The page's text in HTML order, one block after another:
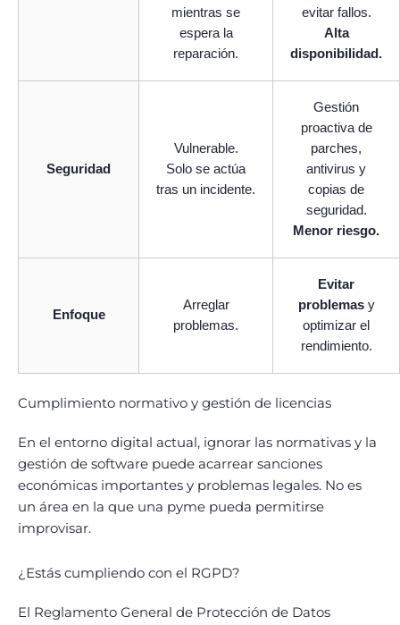
mientras se
espera la
reparación.
evitar fallos.
Alta
disponibilidad.
Seguridad
Vulnerable.
Solo se actúa
tras un incidente.
Gestión
proactiva de
parches,
antivirus y
copias de
seguridad.
Menor riesgo.
Enfoque
Arreglar
problemas.
Evitar
problemasy
optimizar el
rendimiento.
Cumplimiento normativo y gestión de licencias
En el entorno digital actual, ignorar las normativas y la
gestión de software puede acarrear sanciones
económicas importantes y problemas legales. No es
un área en la que una pyme pueda permitirse
improvisar.
¿Estás cumpliendo con el RGPD?
El Reglamento General de Protección de Datos